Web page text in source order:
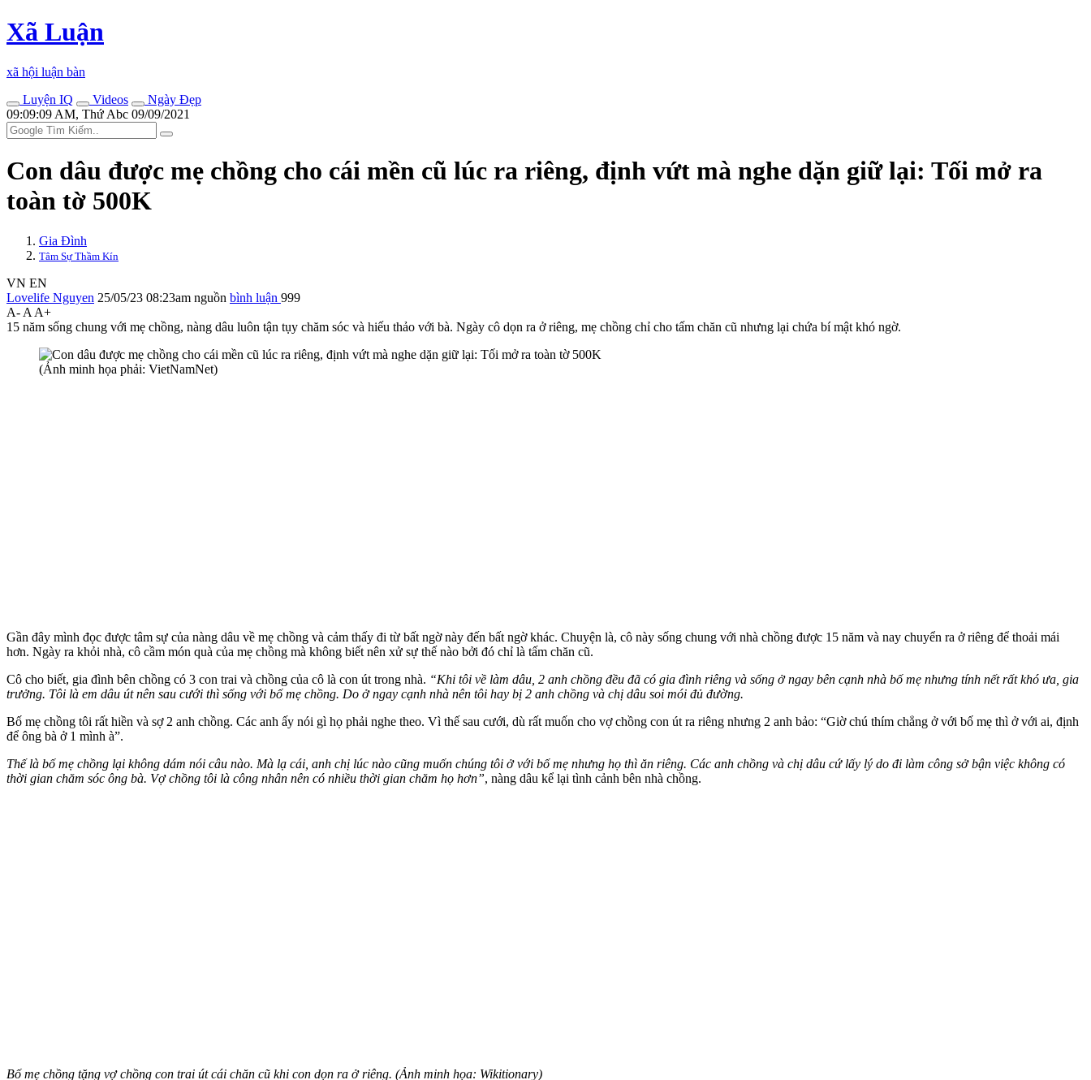
Xã Luận
xã hội luận bàn
Luyện IQ
Videos
Ngày Đẹp
09:09:09 AM, Thứ Abc 09/09/2021
Con dâu được mẹ chồng cho cái mền cũ lúc ra riêng, định vứt mà nghe dặn giữ lại: Tối mở ra
toàn tờ 500K
Gia Đình
Tâm Sự Thầm Kín
VN EN
Lovelife Nguyen 25/05/23 08:23am nguồn bình luận 999
A- A A+
15 năm sống chung với mẹ chồng, nàng dâu luôn tận tụy chăm sóc và hiếu thảo với bà. Ngày cô dọn ra ở riêng, mẹ chồng chỉ cho tấm chăn cũ nhưng lại chứa bí mật khó ngờ.
(Ảnh minh họa phải: VietNamNet)
Gần đây mình đọc được tâm sự của nàng dâu về mẹ chồng và cảm thấy đi từ bất ngờ này đến bất ngờ khác. Chuyện là, cô này sống chung với nhà chồng được 15 năm và nay chuyển ra ở riêng để thoải mái
hơn. Ngày ra khỏi nhà, cô cầm món quà của mẹ chồng mà không biết nên xử sự thế nào bởi đó chỉ là tấm chăn cũ.
Cô cho biết, gia đình bên chồng có 3 con trai và chồng của cô là con út trong nhà. “Khi tôi về làm dâu, 2 anh chồng đều đã có gia đình riêng và sống ở ngay bên cạnh nhà bố mẹ nhưng tính nết rất khó ưa, gia
trưởng. Tôi là em dâu út nên sau cưới thì sống với bố mẹ chồng. Do ở ngay cạnh nhà nên tôi hay bị 2 anh chồng và chị dâu soi mói đủ đường.
Bố mẹ chồng tôi rất hiền và sợ 2 anh chồng. Các anh ấy nói gì họ phải nghe theo. Vì thế sau cưới, dù rất muốn cho vợ chồng con út ra riêng nhưng 2 anh bảo: “Giờ chú thím chẳng ở với bố mẹ thì ở với ai, định
để ông bà ở 1 mình à”.
Thế là bố mẹ chồng lại không dám nói câu nào. Mà lạ cái, anh chị lúc nào cũng muốn chúng tôi ở với bố mẹ nhưng họ thì ăn riêng. Các anh chồng và chị dâu cứ lấy lý do đi làm công sở bận việc không có
thời gian chăm sóc ông bà. Vợ chồng tôi là công nhân nên có nhiều thời gian chăm họ hơn”, nàng dâu kể lại tình cảnh bên nhà chồng.
Bố mẹ chồng tặng vợ chồng con trai út cái chăn cũ khi con dọn ra ở riêng. (Ảnh minh họa: Wikitionary)